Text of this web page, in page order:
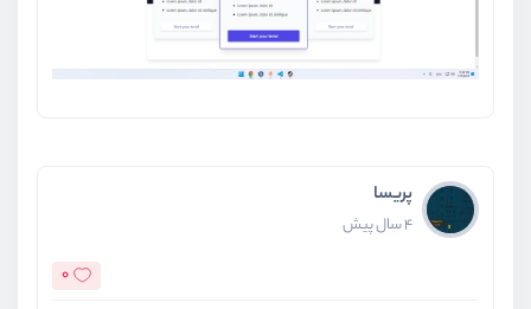
پریسا
4 سال پیش
0